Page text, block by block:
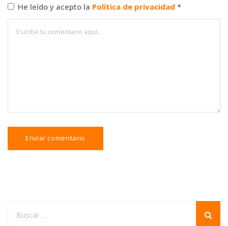
He leído y acepto la Política de privacidad *